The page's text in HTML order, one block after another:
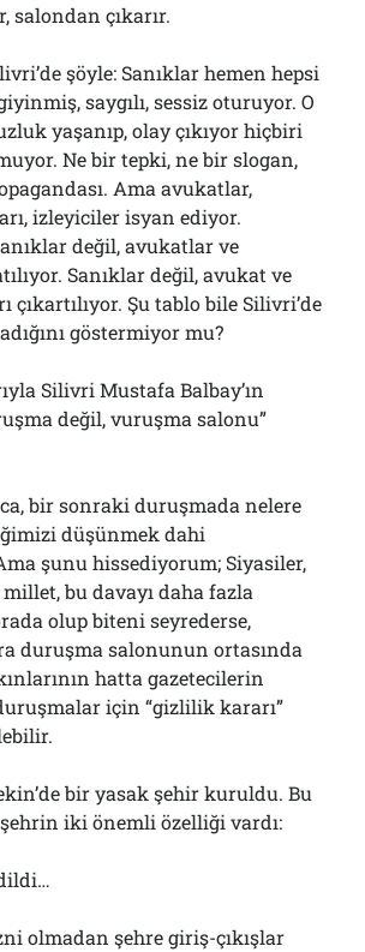
salondan çıkarır.
şöyle: Sanıklar hemen hepsi
saygılı, sessiz oturuyor. O
yaşanıp, olay çıkıyor hiçbiri
Ne bir tepki, ne bir slogan,
Ama avukatlar,
izleyiciler isyan ediyor.
değil, avukatlar ve
Sanıklar değil, avukat ve
çıkartılıyor. Şu tablo bile Silivri’de
göstermiyor mu?
Silivri Mustafa Balbay’ın
değil, vuruşma salonu”
bir sonraki duruşmada nelere
düşünmek dahi
şunu hissediyorum; Siyasiler,
bu davayı daha fazla
olup biteni seyrederse,
duruşma salonunun ortasında
hatta gazetecilerin
için “gizlilik kararı”
bir yasak şehir kuruldu. Bu
iki önemli özelliği vardı:
olmadan şehre giriş-çıkışlar